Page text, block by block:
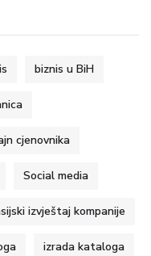
biznis u BiH
cjenovnika
Social media
izvještaj kompanije
izrada kataloga